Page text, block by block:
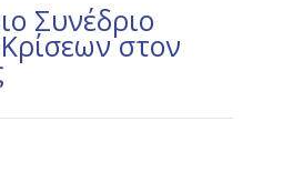
Συνέδριο
στον